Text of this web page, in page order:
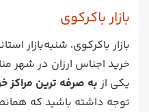
بازار باکرکوی
بازار باکرکوی، شنبه‌بازار
خرید اجناس ارزان در شهر
یکی از به صرفه ترین مراکز
توجه داشته باشید که